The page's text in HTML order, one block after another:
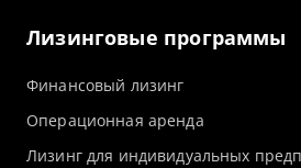
Лизинговые программы
Финансовый лизинг
Операционная аренда
Лизинг для индивидуальных